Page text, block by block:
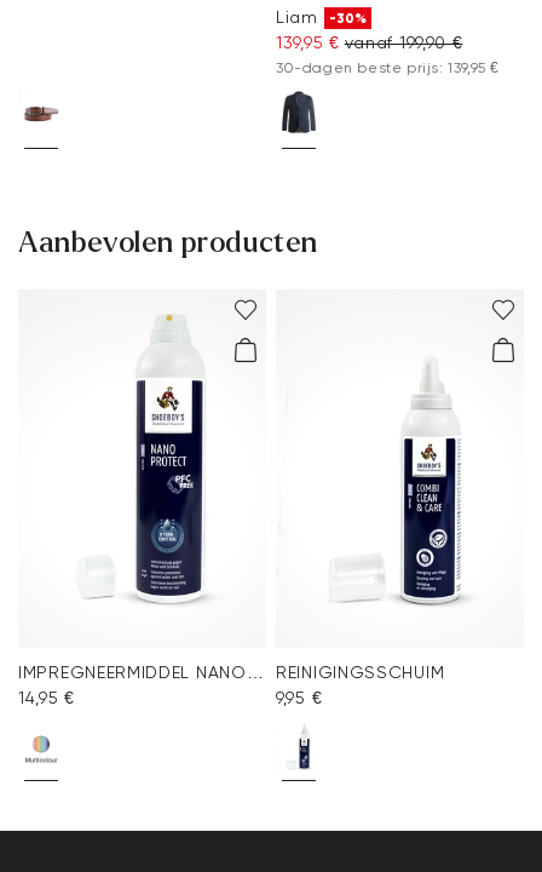
Liam -30%
139,95 € vanaf 199,90 €
30-dagen beste prijs: 139,95 €
Aanbevolen producten
IMPREGNEERMIDDEL NANO PROTECT SPRAY
14,95 €
REINIGINGSSCHUIM
9,95 €